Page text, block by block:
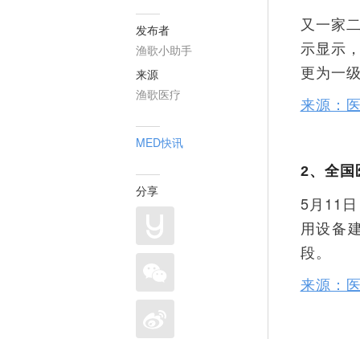
发布者
渔歌小助手
来源
渔歌医疗
MED快讯
分享
又一家
示显示
更为一
来源：
2、 全国
5月11
用设备
段。
来源：